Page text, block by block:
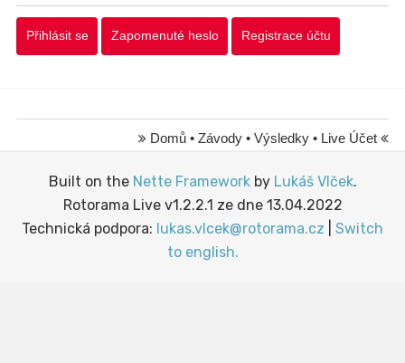
Domů • Závody • Výsledky • Live Účet
Built on the Nette Frameworkby Lukáš Vlček.
Rotorama Live v1.2.2.1 ze dne 13.04.2022
Technická podpora: lukas.vlcek@rotorama.cz
Switch
to english.